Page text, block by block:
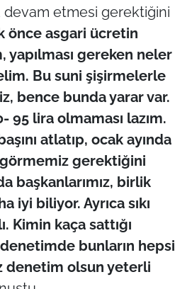
devam etmesi gerektiğini
önce asgari ücretin
yapılması gereken neler
Bu suni şişirmelerle
bence bunda yarar var.
95 lira olmaması lazım.
atlatıp, ocak ayında
gerektiğini
başkanlarımız, birlik
iyi biliyor. Ayrıca sıkı
Kimin kaça sattığı
bunların hepsi
denetim olsun yeterli